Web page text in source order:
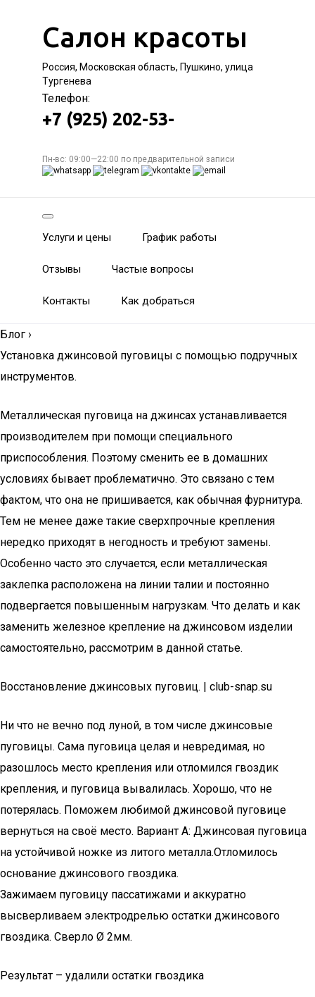
Салон красоты
Россия, Московская область, Пушкино, улица
Тургенева
Телефон:
+7 (925) 202-53-
Пн-вс: 09:00—22:00 по предварительной записи
Услуги и цены График работы
Отзывы Частые вопросы
Контакты Как добраться
Блог ›
Установка джинсовой пуговицы с помощью подручных
инструментов.
Металлическая пуговица на джинсах устанавливается
производителем при помощи специального
приспособления. Поэтому сменить ее в домашних
условиях бывает проблематично. Это связано с тем
фактом, что она не пришивается, как обычная фурнитура.
Тем не менее даже такие сверхпрочные крепления
нередко приходят в негодность и требуют замены.
Особенно часто это случается, если металлическая
заклепка расположена на линии талии и постоянно
подвергается повышенным нагрузкам. Что делать и как
заменить железное крепление на джинсовом изделии
самостоятельно, рассмотрим в данной статье.
Восстановление джинсовых пуговиц. | club-snap.su
Ни что не вечно под луной, в том числе джинсовые
пуговицы. Сама пуговица целая и невредимая, но
разошлось место крепления или отломился гвоздик
крепления, и пуговица вывалилась. Хорошо, что не
потерялась. Поможем любимой джинсовой пуговице
вернуться на своё место. Вариант А: Джинсовая пуговица
на устойчивой ножке из литого металла.Отломилось
основание джинсового гвоздика.
Зажимаем пуговицу пассатижами и аккуратно
высверливаем электродрелью остатки джинсового
гвоздика. Сверло Ø 2мм.
Результат – удалили остатки гвоздика